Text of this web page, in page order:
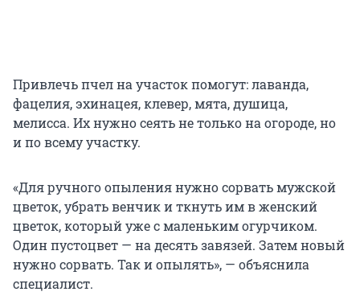
Привлечь пчел на участок помогут: лаванда,
фацелия, эхинацея, клевер, мята, душица,
мелисса. Их нужно сеять не только на огороде, но
и по всему участку.
«Для ручного опыления нужно сорвать мужской
цветок, убрать венчик и ткнуть им в женский
цветок, который уже с маленьким огурчиком.
Один пустоцвет — на десять завязей. Затем новый
нужно сорвать. Так и опылять», — объяснила
специалист.